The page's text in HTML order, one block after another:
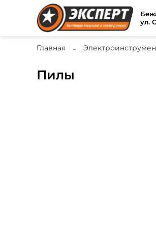
ул.
Главная
Пилы